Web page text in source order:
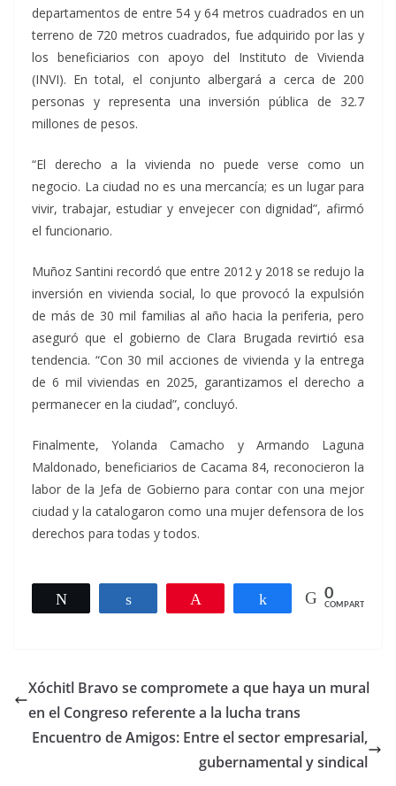
departamentos de entre 54 y 64 metros cuadrados en un
terreno de 720 metros cuadrados, fue adquirido por las y
los beneficiarios con apoyo del Instituto de Vivienda
(INVI). En total, el conjunto albergará a cerca de 200
personas y representa una inversión pública de 32.7
millones de pesos.
“El derecho a la vivienda no puede verse como un
negocio. La ciudad no es una mercancía; es un lugar para
vivir, trabajar, estudiar y envejecer con dignidad”, afirmó
el funcionario.
Muñoz Santini recordó que entre 2012 y 2018 se redujo la
inversión en vivienda social, lo que provocó la expulsión
de más de 30 mil familias al año hacia la periferia, pero
aseguró que el gobierno de Clara Brugada revirtió esa
tendencia. “Con 30 mil acciones de vivienda y la entrega
de 6 mil viviendas en 2025, garantizamos el derecho a
permanecer en la ciudad”, concluyó.
Finalmente, Yolanda Camacho y Armando Laguna
Maldonado, beneficiarios de Cacama 84, reconocieron la
labor de la Jefa de Gobierno para contar con una mejor
ciudad y la catalogaron como una mujer defensora de los
derechos para todas y todos.
Compartir Compartir
0
COMPARTIR
Xóchitl Bravo se compromete a que haya un mural
en el Congreso referente a la lucha trans
Encuentro de Amigos: Entre el sector empresarial,
gubernamental y sindical